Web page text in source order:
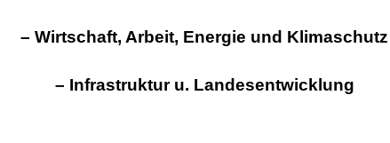
– Wirtschaft, Arbeit, Energie und Klimaschutz
– Infrastruktur u. Landesentwicklung